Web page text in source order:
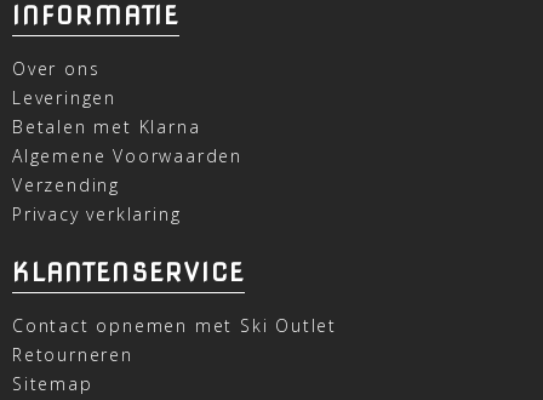
INFORMATIE
Over ons
Leveringen
Betalen met Klarna
Algemene Voorwaarden
Verzending
Privacy verklaring
KLANTENSERVICE
Contact opnemen met Ski Outlet
Retourneren
Sitemap